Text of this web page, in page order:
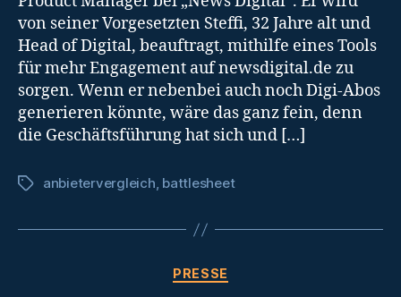
von seiner Vorgesetzten Steffi, 32 Jahre alt und
Head of Digital, beauftragt, mithilfe eines Tools
für mehr Engagement auf newsdigital.de zu
sorgen. Wenn er nebenbei auch noch Digi-Abos
generieren könnte, wäre das ganz fein, denn
die Geschäftsführung hat sich und […]
Tagsanbietervergleich, battlesheet
Categories
PRESSE